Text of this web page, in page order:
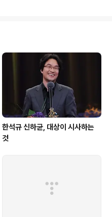
기훈이 그대
지지 않고 저
만 발길을 되
을 끝장내려
즌2는 이 두
한석규 신하균, 대상이 시사하는
것